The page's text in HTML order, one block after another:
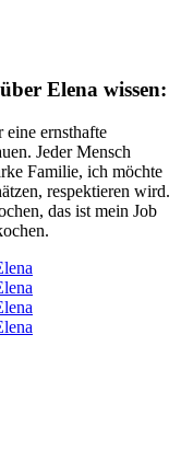
Elena wissen:
ernsthafte
Jeder Mensch
Familie, ich möchte
respektieren wird.
das ist mein Job